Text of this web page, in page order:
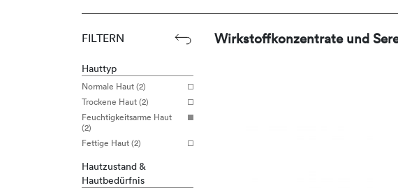
FILTERN
Hauttyp
Normale Haut (2)
Trockene Haut (2)
Feuchtigkeitsarme Haut
(2)
Fettige Haut (2)
Hautzustand &
Hautbedürfnis
Wirkstoffkonzentrate und